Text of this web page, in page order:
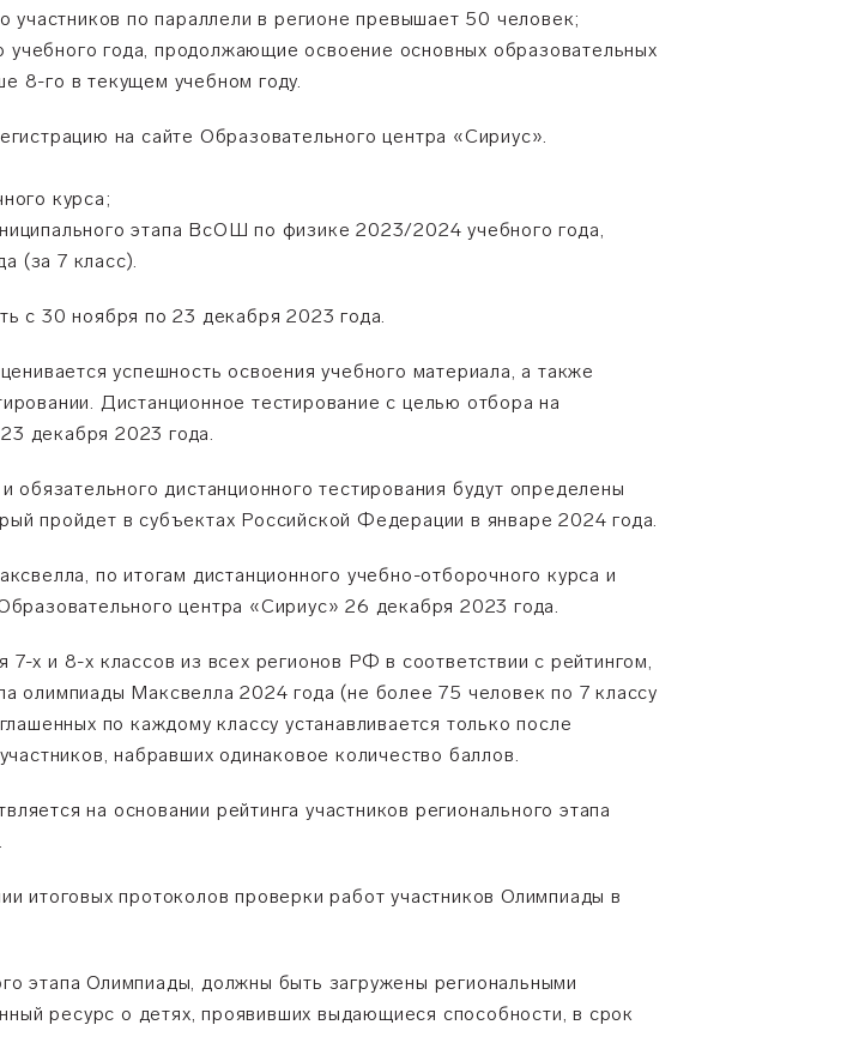
участников по параллели в регионе превышает 50 человек;
года, продолжающие освоение основных образовательных
8-го в текущем учебном году.
на сайте Образовательного центра «Сириус».
курса;
этапа ВсОШ по физике 2023/2024 учебного года,
(за 7 класс).
с 30 ноября по 23 декабря 2023 года.
успешность освоения учебного материала, а также
Дистанционное тестирование с целью отбора на
декабря 2023 года.
дистанционного тестирования будут определены
пройдет в субъектах Российской Федерации в январе 2024 года.
по итогам дистанционного учебно-отборочного курса и
центра «Сириус» 26 декабря 2023 года.
х и 8-х классов из всех регионов РФ в соответствии с рейтингом,
олимпиады Максвелла 2024 года (не более 75 человек по 7 классу
по каждому классу устанавливается только после
набравших одинаковое количество баллов.
на основании рейтинга участников регионального этапа
итоговых протоколов проверки работ участников Олимпиады в
этапа Олимпиады, должны быть загружены региональными
ресурс о детях, проявивших выдающиеся способности, в срок